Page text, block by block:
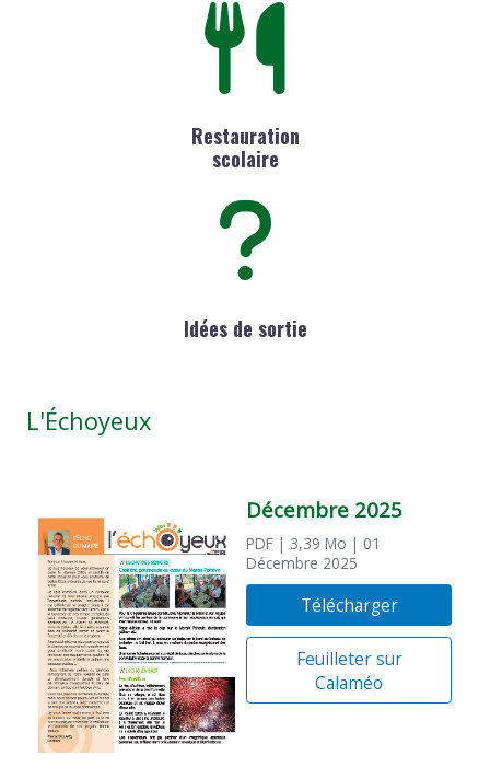
Restauration
scolaire
Idées de sortie
L'Échoyeux
Décembre 2025
PDF | 3,39 Mo | 01
Décembre 2025
Télécharger
Feuilleter sur
Calaméo